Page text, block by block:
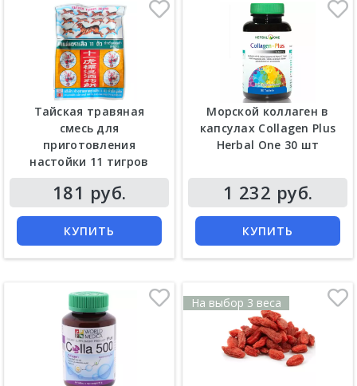
Тайская травяная
смесь для
приготовления
настойки 11 тигров
181 руб.
КУПИТЬ
Морской коллаген в
капсулах Collagen Plus
Herbal One 30 шт
1 232 руб.
КУПИТЬ
На выбор 3 веса